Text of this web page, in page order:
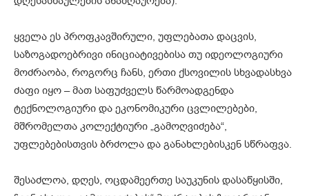
ყველა ეს პროფკავშირული, უფლებათა დაცვის,
საზოგადოებრივი ინიციატივებისა თუ იდეოლოგიური
მოძრაობა, როგორც ჩანს, ერთი ქსოვილის სხვადასხვა
ძაფი იყო – მათ საფუძველს წარმოადგენდა
ტექნოლოგიური და ეკონომიკური ცვლილებები,
მშრომელთა კოლექტიური „გამოღვიძება“,
უფლებებისთვის ბრძოლა და განახლებისკენ სწრაფვა.
შესაძლოა, დღეს, ოცდამეერთე საუკუნის დასაწყისში,